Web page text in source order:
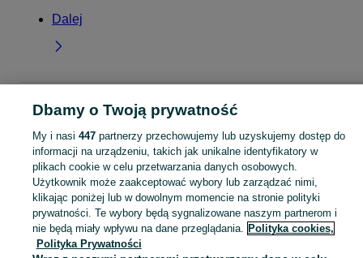
Dalej
Strona główna Małopolskie Niegoszowice
KATEGORIA
Skorzystaj z największego serwisu ogłoszeniowego - Niegoszowice i okolice! Kupuj to, czego pragniesz i sprzedawaj to, czego już nie potrzebujesz! Zobacz
Mapa kategorii
Mapa miejscowości
Dbamy o Twoją prywatność
My i nasi 447partnerzy przechowujemy lub uzyskujemy dostęp do
informacji na urządzeniu, takich jak unikalne identyfikatory w
plikach cookie w celu przetwarzania danych osobowych.
Użytkownik może zaakceptować wybory lub zarządzać nimi,
klikając poniżej lub w dowolnym momencie na stronie polityki
prywatności. Te wybory będą sygnalizowane naszym partnerom i
nie będą miały wpływu na dane przeglądania. Polityka cookies,
Polityka Prywatności